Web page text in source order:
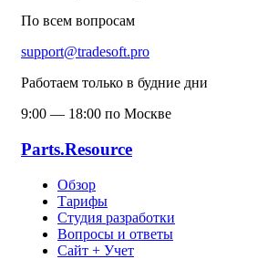
По всем вопросам
support@tradesoft.pro
Работаем только в будние дни
9:00 — 18:00 по Москве
Parts.Resource
Обзор
Тарифы
Студия разработки
Вопросы и ответы
Сайт + Учет